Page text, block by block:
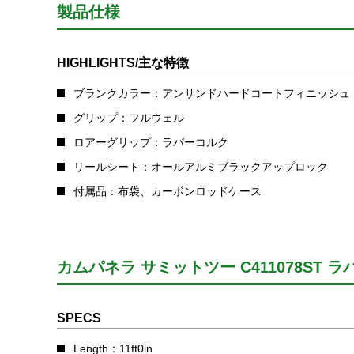
製品仕様
HIGHLIGHTS/主な特徴
ブランクカラー：アンサンドハードコートフィニッシュ
グリップ：フルウェル
ロアーグリップ：ラバーコルク
リールシート：オールアルミブラックアップロック
付属品：布袋、カーボンロッドケース
カムパネラ サミットツー C411078ST ラ
SPECS
Length：11ft0in